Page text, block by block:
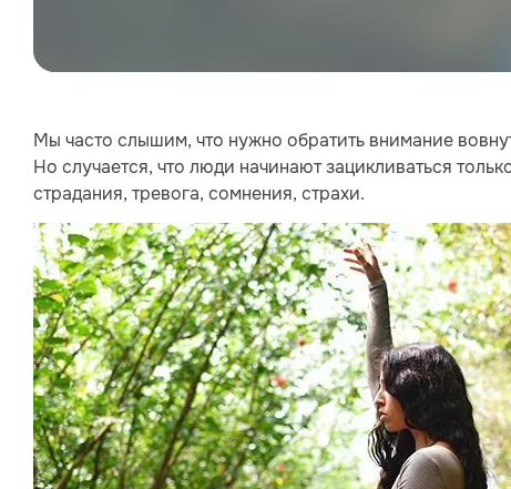
Мы часто слышим, что нужно обратить внимание
Но случается, что люди начинают зацикливаться
страдания, тревога, сомнения, страхи.